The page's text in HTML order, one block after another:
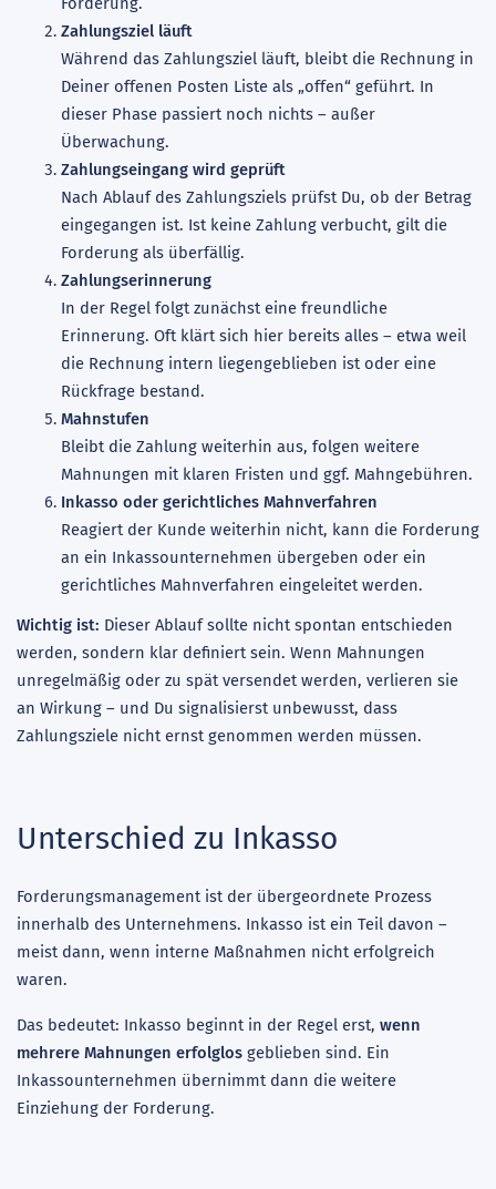
Zahlungsziel läuft
Während das Zahlungsziel läuft, bleibt die Rechnung in
Deiner offenen Posten Liste als „offen“ geführt. In
dieser Phase passiert noch nichts – außer
Überwachung.
Zahlungseingang wird geprüft
Nach Ablauf des Zahlungsziels prüfst Du, ob der Betrag
eingegangen ist. Ist keine Zahlung verbucht, gilt die
Forderung als überfällig.
Zahlungserinnerung
In der Regel folgt zunächst eine freundliche
Erinnerung. Oft klärt sich hier bereits alles – etwa weil
die Rechnung intern liegengeblieben ist oder eine
Rückfrage bestand.
Mahnstufen
Bleibt die Zahlung weiterhin aus, folgen weitere
Mahnungen mit klaren Fristen und ggf. Mahngebühren.
Inkasso oder gerichtliches Mahnverfahren
Reagiert der Kunde weiterhin nicht, kann die Forderung
an ein Inkassounternehmen übergeben oder ein
gerichtliches Mahnverfahren eingeleitet werden.
Wichtig ist: Dieser Ablauf sollte nicht spontan entschieden
werden, sondern klar definiert sein. Wenn Mahnungen
unregelmäßig oder zu spät versendet werden, verlieren sie
an Wirkung – und Du signalisierst unbewusst, dass
Zahlungsziele nicht ernst genommen werden müssen.
Unterschied zu Inkasso
Forderungsmanagement ist der übergeordnete Prozess
innerhalb des Unternehmens. Inkasso ist ein Teil davon –
meist dann, wenn interne Maßnahmen nicht erfolgreich
waren.
Das bedeutet: Inkasso beginnt in der Regel erst, wenn
mehrere Mahnungen erfolglos geblieben sind. Ein
Inkassounternehmen übernimmt dann die weitere
Einziehung der Forderung.